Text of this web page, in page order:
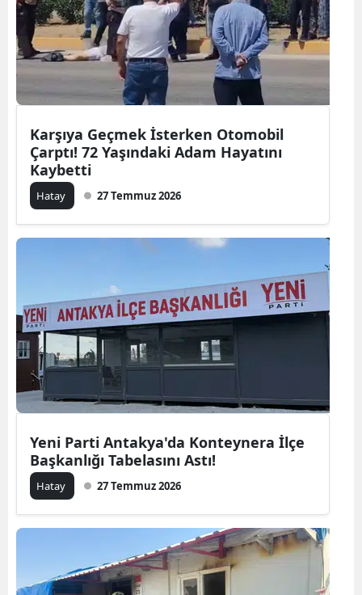
Karşıya Geçmek İsterken Otomobil
Çarptı! 72 Yaşındaki Adam Hayatını
Kaybetti
Hatay 27 Temmuz 2026
Yeni Parti Antakya'da Konteynera İlçe
Başkanlığı Tabelasını Astı!
Hatay 27 Temmuz 2026